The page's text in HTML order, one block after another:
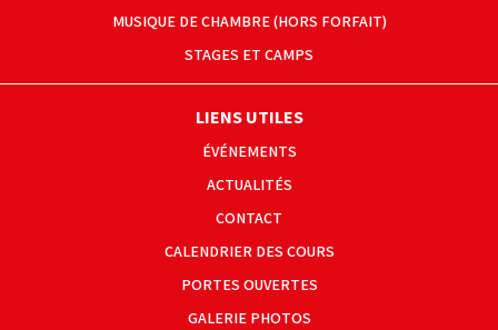
MUSIQUE DE CHAMBRE (HORS FORFAIT)
STAGES ET CAMPS
LIENS UTILES
ÉVÉNEMENTS
ACTUALITÉS
CONTACT
CALENDRIER DES COURS
PORTES OUVERTES
GALERIE PHOTOS